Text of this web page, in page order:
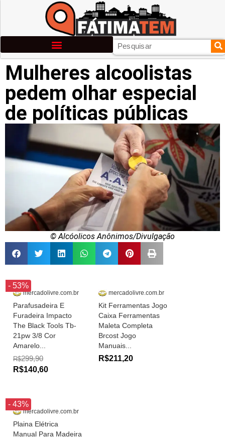
Mulheres alcoolistas
pedem olhar especial
de políticas públicas
© Alcóolicos Anônimos/Divulgação
- 53%
mercadolivre.com.br
Parafusadeira E
Furadeira Impacto
The Black Tools Tb-
21pw 3/8 Cor
Amarelo...
R$299,90
R$140,60
mercadolivre.com.br
Kit Ferramentas Jogo
Caixa Ferramentas
Maleta Completa
Brcost Jogo
Manuais...
R$211,20
- 43%
mercadolivre.com.br
Plaina Elétrica
Manual Para Madeira